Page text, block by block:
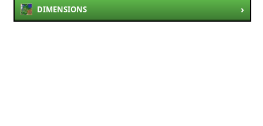
DIMENSIONS ›